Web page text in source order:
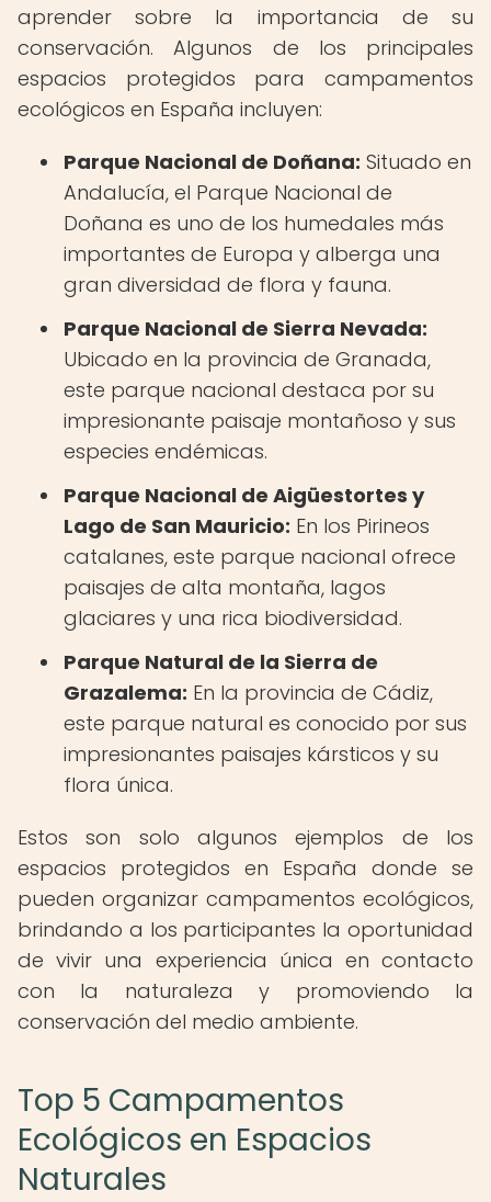
aprender sobre la importancia de su
conservación. Algunos de los principales
espacios protegidos para campamentos
ecológicos en España incluyen:
Parque Nacional de Doñana: Situado en
Andalucía, el Parque Nacional de
Doñana es uno de los humedales más
importantes de Europa y alberga una
gran diversidad de flora y fauna.
Parque Nacional de Sierra Nevada:
Ubicado en la provincia de Granada,
este parque nacional destaca por su
impresionante paisaje montañoso y sus
especies endémicas.
Parque Nacional de Aigüestortes y
Lago de San Mauricio: En los Pirineos
catalanes, este parque nacional ofrece
paisajes de alta montaña, lagos
glaciares y una rica biodiversidad.
Parque Natural de la Sierra de
Grazalema: En la provincia de Cádiz,
este parque natural es conocido por sus
impresionantes paisajes kársticos y su
flora única.
Estos son solo algunos ejemplos de los
espacios protegidos en España donde se
pueden organizar campamentos ecológicos,
brindando a los participantes la oportunidad
de vivir una experiencia única en contacto
con la naturaleza y promoviendo la
conservación del medio ambiente.
Top 5 Campamentos
Ecológicos en Espacios
Naturales